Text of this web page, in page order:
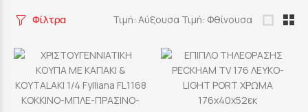
Φίλτρα Τιμή: Αύξουσα Τιμή: Φθίνουσα